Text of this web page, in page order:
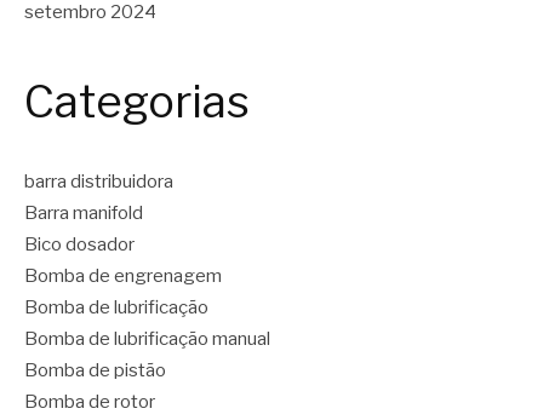
setembro 2024
Categorias
barra distribuidora
Barra manifold
Bico dosador
Bomba de engrenagem
Bomba de lubrificação
Bomba de lubrificação manual
Bomba de pistão
Bomba de rotor